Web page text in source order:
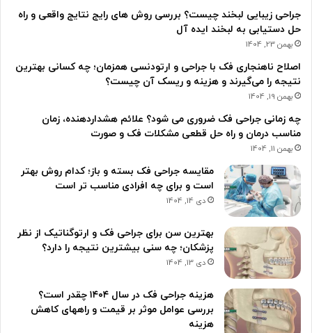
جراحی زیبایی لبخند چیست؟ بررسی روش های رایج نتایج واقعی و راه
حل دستیابی به لبخند ایده آل
بهمن 23, 1404
اصلاح ناهنجاری فک با جراحی و ارتودنسی همزمان؛ چه کسانی بهترین
نتیجه را می‌گیرند و هزینه و ریسک آن چیست؟
بهمن 19, 1404
چه زمانی جراحی فک ضروری می شود؟ علائم هشداردهنده، زمان
مناسب درمان و راه حل قطعی مشکلات فک و صورت
بهمن 11, 1404
مقایسه جراحی فک بسته و باز؛ کدام روش بهتر
است و برای چه افرادی مناسب تر است
دی 14, 1404
بهترین سن برای جراحی فک و ارتوگناتیک از نظر
پزشکان؛ چه سنی بیشترین نتیجه را دارد؟
دی 13, 1404
هزینه جراحی فک در سال ۱۴۰۴ چقدر است؟
بررسی عوامل موثر بر قیمت و راههای کاهش
هزینه